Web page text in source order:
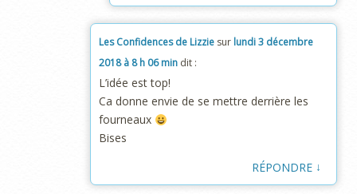
Les Confidences de Lizzie sur lundi 3 décembre
2018 à 8 h 06 min dit :
L’idée est top!
Ca donne envie de se mettre derrière les
fourneaux
Bises
RÉPONDRE ↓